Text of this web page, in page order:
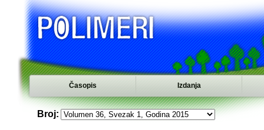
Časopis Izdanja
Broj: